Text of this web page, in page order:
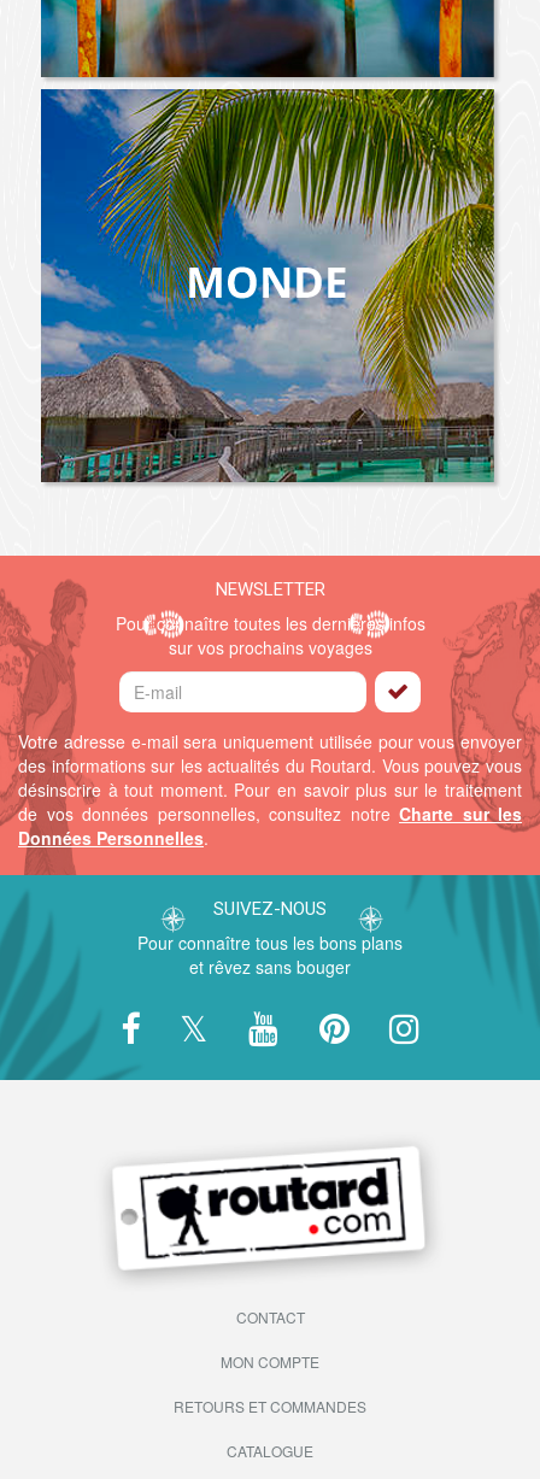
NEWSLETTER
Pour connaître toutes les dernières infos
sur vos prochains voyages
Votre adresse e-mail sera uniquement utilisée pour vous envoyer
des informations sur les actualités du Routard. Vous pouvez vous
désinscrire à tout moment. Pour en savoir plus sur le traitement
de vos données personnelles, consultez notre Charte sur les
Données Personnelles.
SUIVEZ-NOUS
Pour connaître tous les bons plans
et rêvez sans bouger
CONTACT
MON COMPTE
RETOURS ET COMMANDES
CATALOGUE